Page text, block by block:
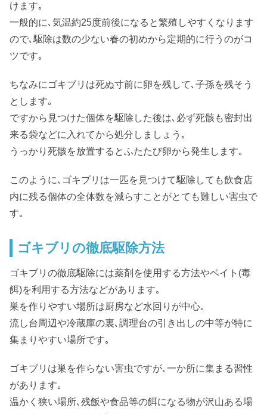
けます｡
一般的に､気温約25度前後になると繁殖しやすくなります
ので､駆除は数の少ない春の初めから定期的に行うのがコ
ツです｡
ちなみにゴキブリは死ぬ寸前に卵を残して､子孫を残そう
とします｡
ですから見つけた個体を駆除した後は､必ず死骸も密封出
来る袋などに入れてから処分しましょう｡
うっかり死骸を放置するとふたたび卵から発生します｡
このように､ゴキブリは一匹を見つけて駆除しても飲食店
内に残る個体の全体数を減らすことがとても難しい害虫で
す｡
ゴキブリの徹底駆除方法
ゴキブリの徹底駆除には薬剤を使用する方法やベイト(毒
餌)を利用する方法などがあります｡
巣を作りやすい場所は厨房など水回りが中心｡
流し台周辺や冷蔵庫の裏､調理台の引き出しの中等が特に
集まりやすい場所です｡
ゴキブリは巣を作らない害虫ですが､一か所に集まる習性
があります｡
温かく狭い場所､残飯や食品等の餌になる物が沢山ある場